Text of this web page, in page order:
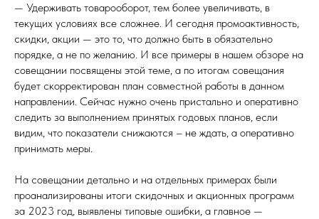
— Удерживать товарооборот, тем более увеличивать, в
текущих условиях все сложнее. И сегодня промоактивность,
скидки, акции — это то, что должно быть в обязательно
порядке, а не по желанию. И все примеры в нашем обзоре на
совещании посвящены этой теме, а по итогам совещания
будет скорректирован план совместной работы в данном
направлении. Сейчас нужно очень пристально и оперативно
следить за выполнением принятых годовых планов, если
видим, что показатели снижаются – не ждать, а оперативно
принимать меры.
На совещании детально и на отдельных примерах были
проанализированы итоги скидочных и акционных программ
за 2023 год, выявлены типовые ошибки, а главное —